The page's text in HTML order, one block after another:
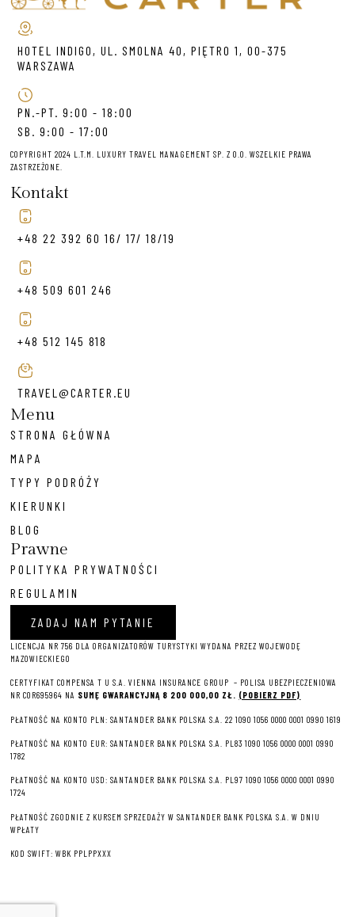
HOTEL INDIGO, UL. SMOLNA 40, PIĘTRO 1, 00-375
WARSZAWA
PN.-PT. 9:00 - 18:00
SB. 9:00 - 17:00
COPYRIGHT 2024 L.T.M. LUXURY TRAVEL MANAGEMENT SP. Z O.O. WSZELKIE PRAWA
ZASTRZEŻONE.
Kontakt
+48 22 392 60 16/ 17/ 18/19
+48 509 601 246
+48 512 145 818
TRAVEL@CARTER.EU
Menu
STRONA GŁÓWNA
MAPA
TYPY PODRÓŻY
KIERUNKI
BLOG
Prawne
POLITYKA PRYWATNOŚCI
REGULAMIN
ZADAJ NAM PYTANIE
LICENCJA NR 756 DLA ORGANIZATORÓW TURYSTYKI WYDANA PRZEZ WOJEWODĘ
MAZOWIECKIEGO
CERTYFIKAT COMPENSA T U S.A. VIENNA INSURANCE GROUP – POLISA UBEZPIECZENIOWA
NR COR695964 NA SUMĘ GWARANCYJNĄ 8 200 000,00 ZŁ. (POBIERZ PDF)
PŁATNOŚĆ NA KONTO PLN: SANTANDER BANK POLSKA S.A. 22 1090 1056 0000 0001 0990 1619
PŁATNOŚĆ NA KONTO EUR: SANTANDER BANK POLSKA S.A. PL83 1090 1056 0000 0001 0990
1782
PŁATNOŚĆ NA KONTO USD: SANTANDER BANK POLSKA S.A. PL97 1090 1056 0000 0001 0990
1724
PŁATNOŚĆ ZGODNIE Z KURSEM SPRZEDAŻY W SANTANDER BANK POLSKA S.A. W DNIU
WPŁATY
KOD SWIFT: WBK PPLPPXXX